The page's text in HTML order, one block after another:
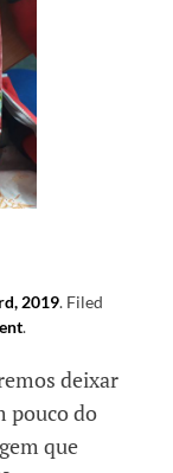
2019. Filed
.
deixar
pouco do
que